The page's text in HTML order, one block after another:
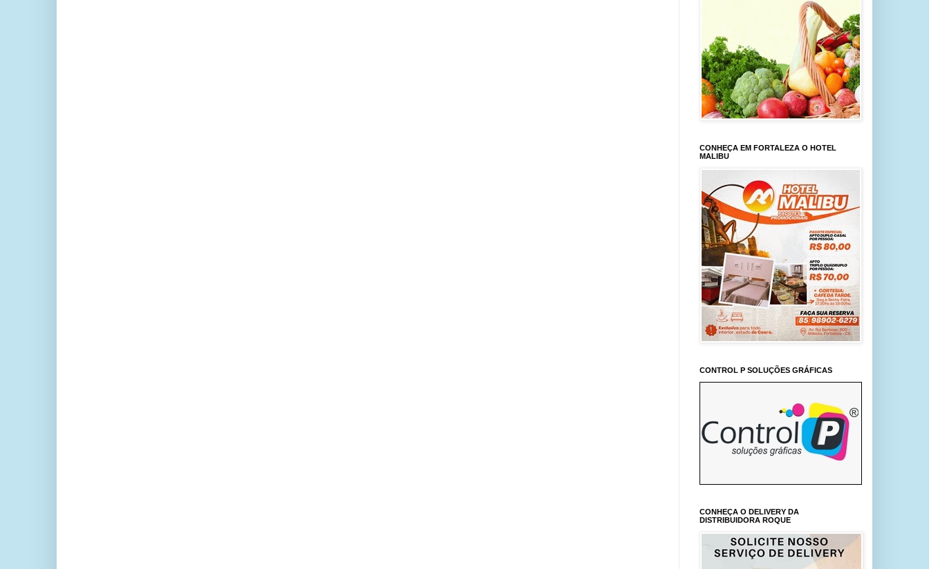
CONHEÇA EM FORTALEZA O HOTEL
MALIBU
CONTROL P SOLUÇÕES GRÁFICAS
CONHEÇA O DELIVERY DA
DISTRIBUIDORA ROQUE